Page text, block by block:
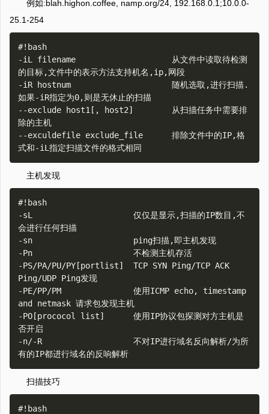
例如:blah.highon.coffee, namp.org/24, 192.168.0.1;10.0.0-
25.1-254
#!bash
-iL filename                    从文件中读取待检测
的目标,文件中的表示方法支持机名,ip,网段
-iR hostnum                     随机选取,进行扫描.
如果-iR指定为0,则是无休止的扫描
--exclude host1[, host2]        从扫描任务中需要排
除的主机
--exculdefile exclude_file      排除文件中的IP,格
主机发现
#!bash
-sL                     仅仅是显示,扫描的IP数目,不
会进行任何扫描
-sn                     ping扫描,即主机发现
-Pn                     不检测主机存活
-PS/PA/PU/PY[portlist]  TCP SYN Ping/TCP ACK
Ping/UDP Ping发现
-PE/PP/PM               使用ICMP echo, timestamp
and netmask 请求包发现主机
-PO[prococol list]      使用IP协议包探测对方主机是
否开启
-n/-R                   不对IP进行域名反向解析/为所
扫描技巧
#!bash